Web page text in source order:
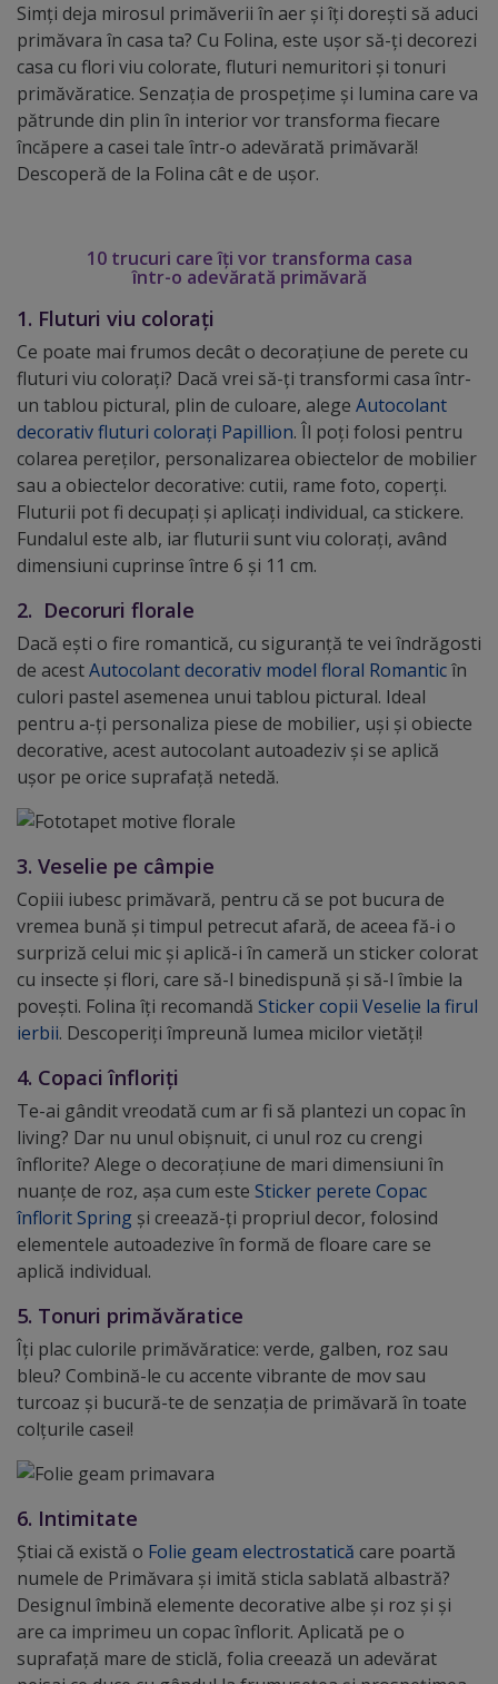
Simți deja mirosul primăverii în aer și îți dorești să aduci
primăvara în casa ta? Cu Folina, este ușor să-ți decorezi
casa cu flori viu colorate, fluturi nemuritori și tonuri
primăvăratice. Senzația de prospețime și lumina care va
pătrunde din plin în interior vor transforma fiecare
încăpere a casei tale într-o adevărată primăvară!
Descoperă de la Folina cât e de ușor.
10 trucuri care îți vor transforma casa
într-o adevărată primăvară
1. Fluturi viu colorați
Ce poate mai frumos decât o decorațiune de perete cu
fluturi viu colorați? Dacă vrei să-ți transformi casa într-
un tablou pictural, plin de culoare, alege Autocolant
decorativ fluturi colorați Papillion. Îl poți folosi pentru
colarea pereților, personalizarea obiectelor de mobilier
sau a obiectelor decorative: cutii, rame foto, coperți.
Fluturii pot fi decupați și aplicați individual, ca stickere.
Fundalul este alb, iar fluturii sunt viu colorați, având
dimensiuni cuprinse între 6 și 11 cm.
2. Decoruri florale
Dacă ești o fire romantică, cu siguranță te vei îndrăgosti
de acestAutocolant decorativ model floral Romanticîn
culori pastel asemenea unui tablou pictural. Ideal
pentru a-ți personaliza piese de mobilier, uși și obiecte
decorative, acest autocolant autoadeziv și se aplică
ușor pe orice suprafață netedă.
3. Veselie pe câmpie
Copiii iubesc primăvară, pentru că se pot bucura de
vremea bună și timpul petrecut afară, de aceea fă-i o
surpriză celui mic și aplică-i în cameră un sticker colorat
cu insecte și flori, care să-l binedispună și să-l îmbie la
povești. Folina îți recomandă Sticker copii Veselie la firul
ierbii. Descoperiți împreună lumea micilor vietăți!
4. Copaci înfloriți
Te-ai gândit vreodată cum ar fi să plantezi un copac în
living? Dar nu unul obișnuit, ci unul roz cu crengi
înflorite? Alege o decorațiune de mari dimensiuni în
nuanţe de roz, așa cum este Sticker perete Copac
înflorit Spring și creează-ți propriul decor, folosind
elementele autoadezive în formă de floare care se
aplică individual.
5. Tonuri primăvăratice
Îți plac culorile primăvăratice: verde, galben, roz sau
bleu? Combină-le cu accente vibrante de mov sau
turcoaz și bucură-te de senzația de primăvară în toate
colțurile casei!
6. Intimitate
Știai că există o Folie geam electrostatică care poartă
numele de Primăvara și imită sticla sablată albastră?
Designul îmbină elemente decorative albe și roz și și
are ca imprimeu un copac înflorit. Aplicată pe o
suprafață mare de sticlă, folia creează un adevărat